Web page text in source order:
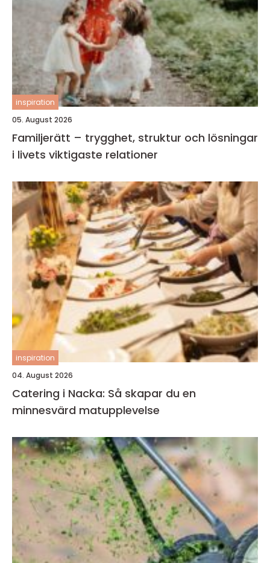
inspiration
05. August 2026
Familjerätt – trygghet, struktur och lösningar
i livets viktigaste relationer
inspiration
04. August 2026
Catering i Nacka: Så skapar du en
minnesvärd matupplevelse